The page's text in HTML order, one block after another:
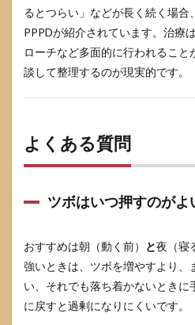
るとつらい」などが長く続く場合
PPPDが紹介されています。治療
ローチなど多面的に行われること
談して整理するのが現実的です。
よくある質問
ツボはいつ押すのがよ
おすすめは朝（動く前） と夜（寝
強いときは、ツボを増やすより、
い、それでも落ち着かないときに
に戻すと過剰になりにくいです。